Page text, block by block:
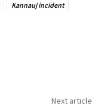
Kannauj incident
Next article